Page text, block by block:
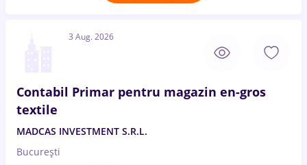
3 Aug. 2026
Contabil Primar pentru magazin en-gros
textile
MADCAS INVESTMENT S.R.L.
București